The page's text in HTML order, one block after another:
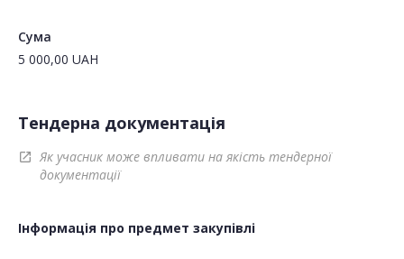
Сума
5 000,00 UAH
Тендерна документація
open_in_new
Як учасник може впливати на якість тендерної
документації
Інформація про предмет закупівлі